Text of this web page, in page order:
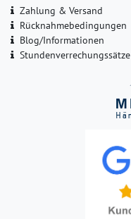
Zahlung & Versand
Rücknahmebedingungen
Blog/Informationen
Stundenverrechungssätze